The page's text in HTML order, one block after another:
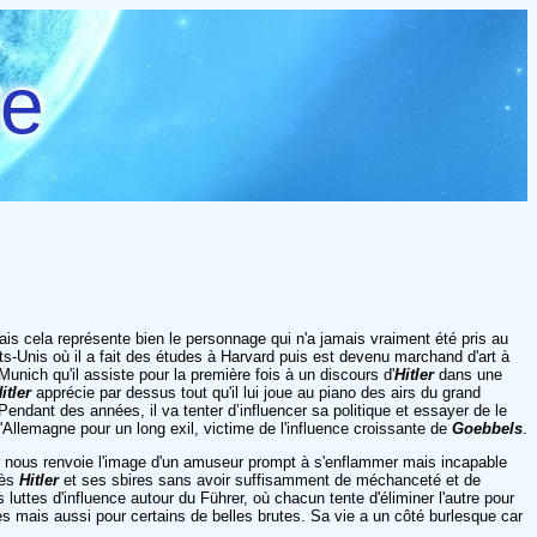
cela représente bien le personnage qui n'a jamais vraiment été pris au
Unis où il a fait des études à Harvard puis est devenu marchand d'art à
qu'il assiste pour la première fois à un discours d'Hitlerdans une
apprécie par dessus tout qu'il lui joue au piano des airs du grand
des années, il va tenter d’influencer sa politique et essayer de le
pour un long exil, victime de l'influence croissante de Goebbels
renvoie l'image d'un amuseur prompt à s'enflammer mais incapable
Hitleret ses sbires sans avoir suffisamment de méchanceté et de
d'influence autour du Führer, où chacun tente d'éliminer l'autre pour
mais aussi pour certains de belles brutes. Sa vie a un côté burlesque car